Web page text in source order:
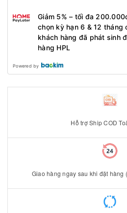
Giảm 5% – tối đa
chọn kỳ hạn 6 & 12 tháng
khách hàng đã phát sinh
hàng HPL
Powered by
Hỗ trợ Ship COD
Giao hàng ngay sau khi đặt hàng